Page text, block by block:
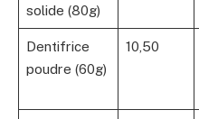
solide (80g)
Dentifrice
poudre (60g)
10,50